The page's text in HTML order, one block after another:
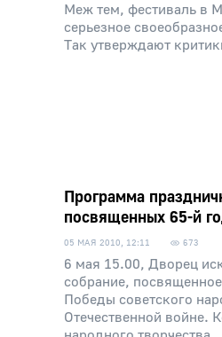
Меж тем, фестиваль в
серьезное
Так утверждают
Программа
посвященных 65-й
05 МАЯ 2010, 12:11 673
6 мая 15.00, Дворец
собрание,
Победы советского
Отечественной войне.